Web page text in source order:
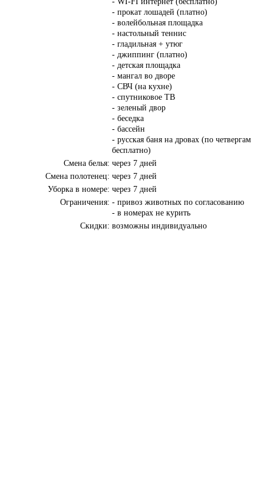
- прокат лошадей (платно)
- волейбольная площадка
- настольный теннис
- гладильная + утюг
- джиппинг (платно)
- детская площадка
- мангал во дворе
- СВЧ (на кухне)
- спутниковое ТВ
- зеленый двор
- беседка
- бассейн
- русская баня на дровах (по четвергам
бесплатно)
Смена белья: через 7 дней
Смена полотенец: через 7 дней
Уборка в номере: через 7 дней
Ограничения: - привоз животных по согласованию
- в номерах не курить
Скидки: возможны индивидуально